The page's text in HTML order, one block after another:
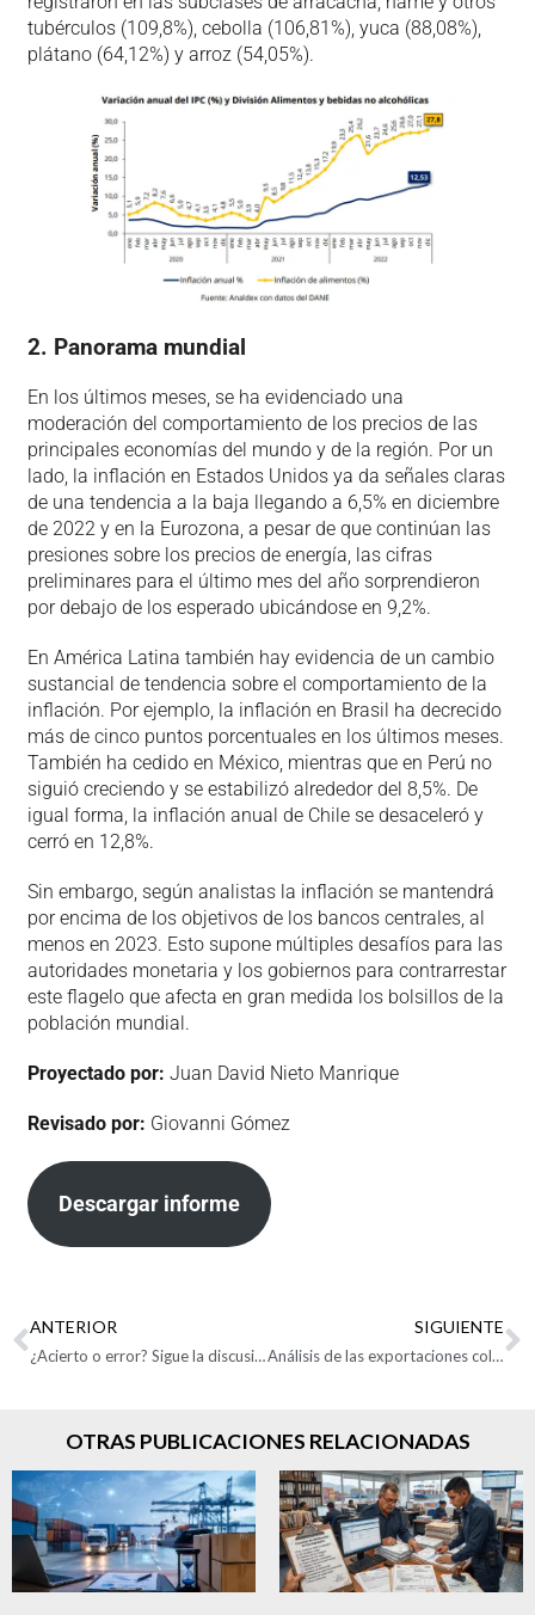
tubérculos (109,8%), cebolla (106,81%), yuca (88,08%),
plátano (64,12%) y arroz (54,05%).
2. Panorama mundial
En los últimos meses, se ha evidenciado una
moderación del comportamiento de los precios de las
principales economías del mundo y de la región. Por un
lado, la inflación en Estados Unidos ya da señales claras
de una tendencia a la baja llegando a 6,5% en diciembre
de 2022 y en la Eurozona, a pesar de que continúan las
presiones sobre los precios de energía, las cifras
preliminares para el último mes del año sorprendieron
por debajo de los esperado ubicándose en 9,2%.
En América Latina también hay evidencia de un cambio
sustancial de tendencia sobre el comportamiento de la
inflación. Por ejemplo, la inflación en Brasil ha decrecido
más de cinco puntos porcentuales en los últimos meses.
También ha cedido en México, mientras que en Perú no
siguió creciendo y se estabilizó alrededor del 8,5%. De
igual forma, la inflación anual de Chile se desaceleró y
cerró en 12,8%.
Sin embargo, según analistas la inflación se mantendrá
por encima de los objetivos de los bancos centrales, al
menos en 2023. Esto supone múltiples desafíos para las
autoridades monetaria y los gobiernos para contrarrestar
este flagelo que afecta en gran medida los bolsillos de la
población mundial.
Proyectado por: Juan David Nieto Manrique
Revisado por: Giovanni Gómez
Descargar informe
ANTERIOR
¿Acierto o error? Sigue la discusión por arancel del Gobierno a prendas importadas
SIGUIENTE
Análisis de las exportaciones colombianas a Ecuador – vía terrestre
OTRAS PUBLICACIONES RELACIONADAS